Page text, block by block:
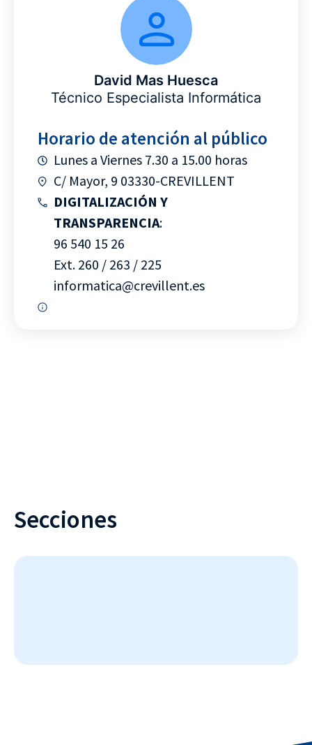
David Mas Huesca
Técnico Especialista Informática
Horario de atención al público
Lunes a Viernes 7.30 a 15.00 horas
C/ Mayor, 9 03330-CREVILLENT
DIGITALIZACIÓN Y
TRANSPARENCIA:
96 540 15 26
Ext. 260 / 263 / 225
informatica@crevillent.es
Secciones